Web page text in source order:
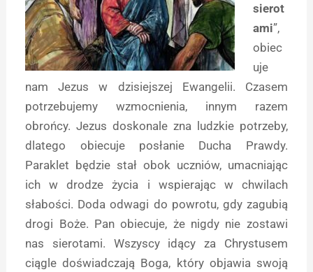
sierot
ami”,
obiec
uje
nam Jezus w dzisiejszej Ewangelii. Czasem
potrzebujemy wzmocnienia, innym razem
obrońcy. Jezus doskonale zna ludzkie potrzeby,
dlatego obiecuje posłanie Ducha Prawdy.
Paraklet będzie stał obok uczniów, umacniając
ich w drodze życia i wspierając w chwilach
słabości. Doda odwagi do powrotu, gdy zagubią
drogi Boże. Pan obiecuje, że nigdy nie zostawi
nas sierotami. Wszyscy idący za Chrystusem
ciągle doświadczają Boga, który objawia swoją